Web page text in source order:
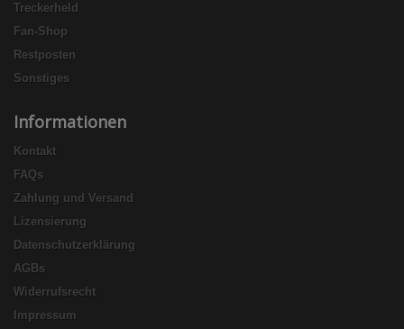
Treckerheld
Fan-Shop
Restposten
Sonstiges
Informationen
Kontakt
FAQs
Zahlung und Versand
Lizensierung
Datenschutzerklärung
AGBs
Widerrufsrecht
Impressum